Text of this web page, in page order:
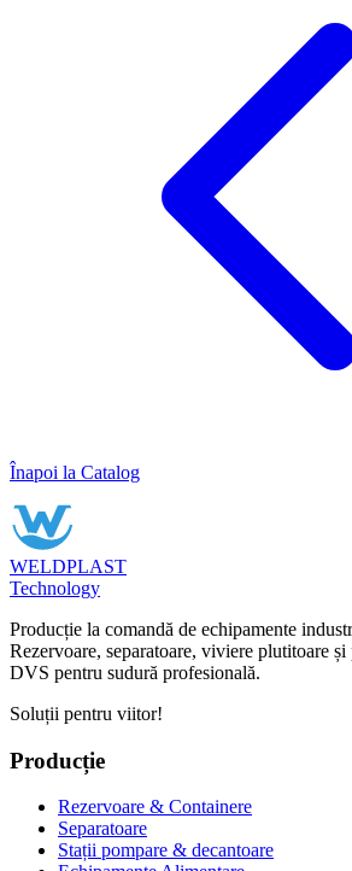
Înapoi la Catalog
WELDPLAST
Technology
Producție la comandă de echipamente
Rezervoare, separatoare, viviere plutitoare
DVS pentru sudură profesională.
Soluții pentru viitor!
Producție
Rezervoare & Containere
Separatoare
Stații pompare & decantoare